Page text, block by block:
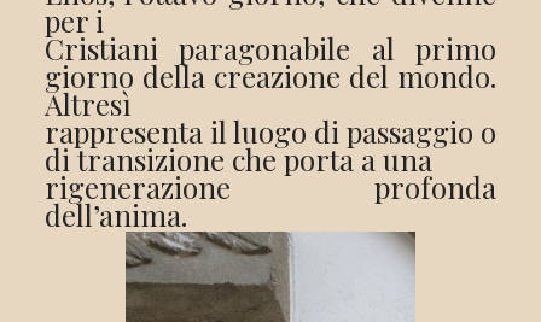
per i
Cristiani paragonabile al primo
giorno della creazione del mondo.
Altresì
rappresenta il luogo di passaggio o
di transizione che porta a una
rigenerazione profonda
dell’anima.